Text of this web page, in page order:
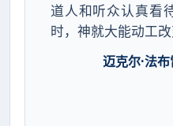
道人和听众认真看
时，神就大能动工
迈克尔·法